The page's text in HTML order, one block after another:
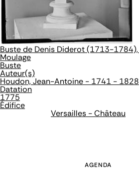
Buste de Denis Diderot (1713-
Moulage
Buste
Auteur(s)
Houdon, Jean-Antoine - 1741 - 1828
Datation
1775
Édifice
Versailles - Château
AGENDA